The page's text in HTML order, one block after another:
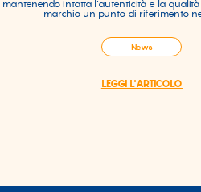
mantenendo intatta l’autenticità e la
marchio un punto di riferimento
News
LEGGI L'ARTICOLO